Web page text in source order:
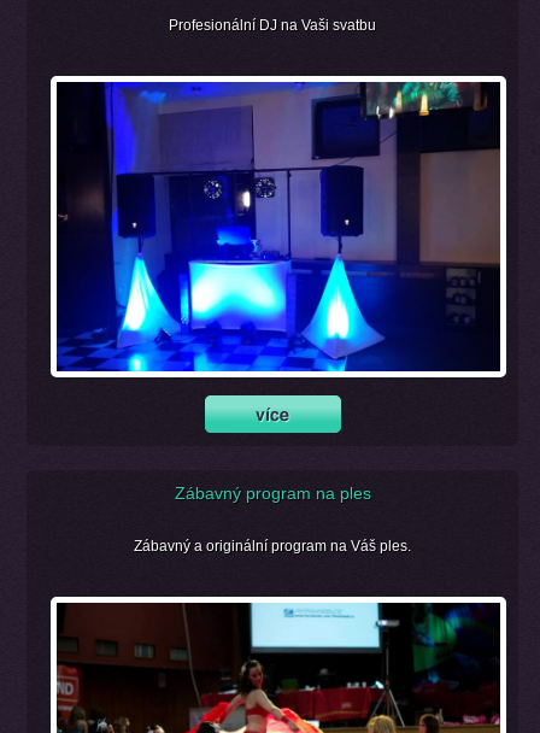
Profesionální DJ na Vaši svatbu
Zábavný program na ples
Zábavný a originální program na Váš ples.